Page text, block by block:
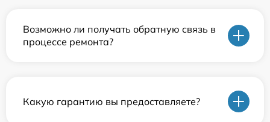
Возможно ли получать обратную связь в
процессе ремонта?
Какую гарантию вы предоставляете?